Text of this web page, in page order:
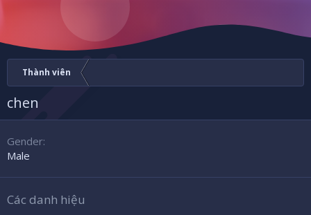
Thành viên
chen
Gender
Male
Các danh hiệu